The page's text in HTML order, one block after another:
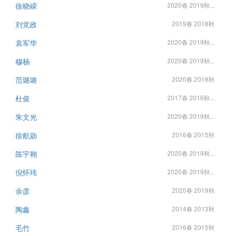
徐晓嵘 2020春 2019秋...
刘党政 2019春 2018秋
袁军华 2020春 2019秋...
穆杨 2020春 2019秋...
范璐璐 2020春 2019秋
杜俊 2017春 2016秋...
朱文光 2020春 2019秋...
徐航勋 2016春 2015秋
陈宇翱 2020春 2019秋...
倪怀玮 2020春 2019秋...
余彦 2020春 2019秋
陶鑫 2014春 2013秋
毛竹 2016春 2015秋